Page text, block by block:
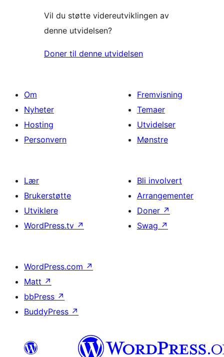
Vil du støtte videreutviklingen av
denne utvidelsen?
Doner til denne utvidelsen
Om
Nyheter
Hosting
Personvern
Fremvisning
Temaer
Utvidelser
Mønstre
Lær
Brukerstøtte
Utviklere
WordPress.tv ↗
Bli involvert
Arrangementer
Doner ↗
Swag ↗
WordPress.com ↗
Matt ↗
bbPress ↗
BuddyPress ↗